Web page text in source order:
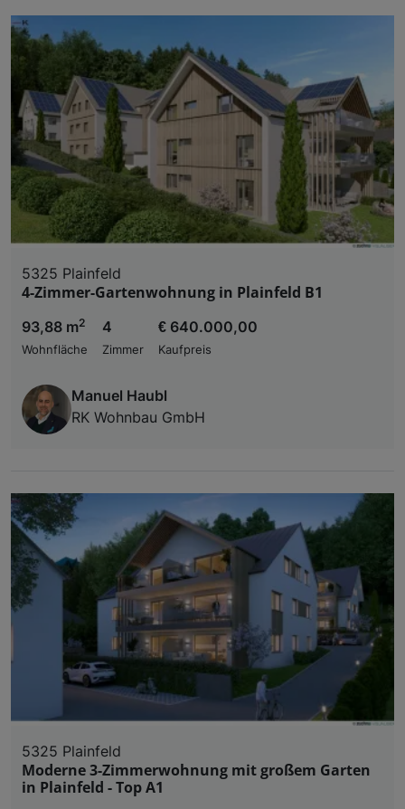
5325 Plainfeld
4-Zimmer-Gartenwohnung in Plainfeld B1
93,88 m2
Wohnfläche
4
Zimmer
€ 640.000,00
Kaufpreis
Manuel Haubl
RK Wohnbau GmbH
5325 Plainfeld
Moderne 3-Zimmerwohnung mit großem Garten
in Plainfeld - Top A1